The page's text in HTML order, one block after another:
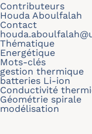
Contributeurs
Houda Aboulfalah
Contact
Thématique
Energétique
Mots-clés
gestion thermique
batteries Li-ion
Conductivité
Géométrie spirale
modélisation